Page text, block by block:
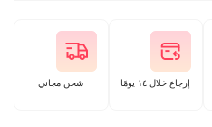
إرجاع خلال ١٤ يومًا شحن مجاني